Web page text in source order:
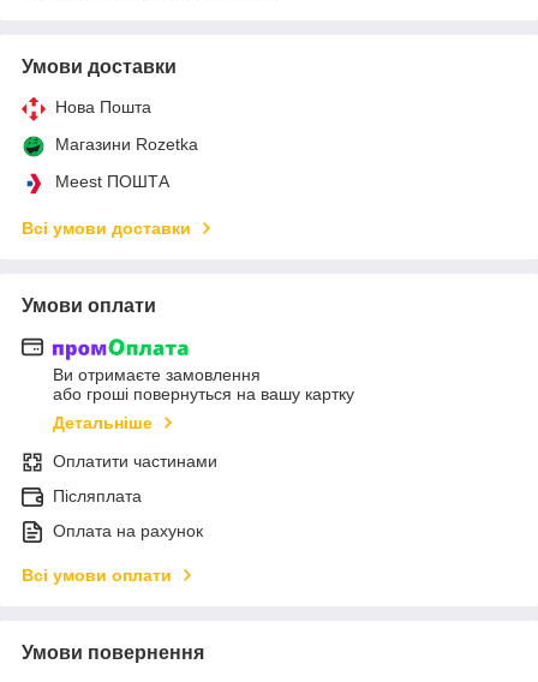
Умови доставки
Нова Пошта
Магазини Rozetka
Meest ПОШТА
Всі умови доставки
Умови оплати
Ви отримаєте замовлення
або гроші повернуться на вашу картку
Детальніше
Оплатити частинами
Післяплата
Оплата на рахунок
Всі умови оплати
Умови повернення